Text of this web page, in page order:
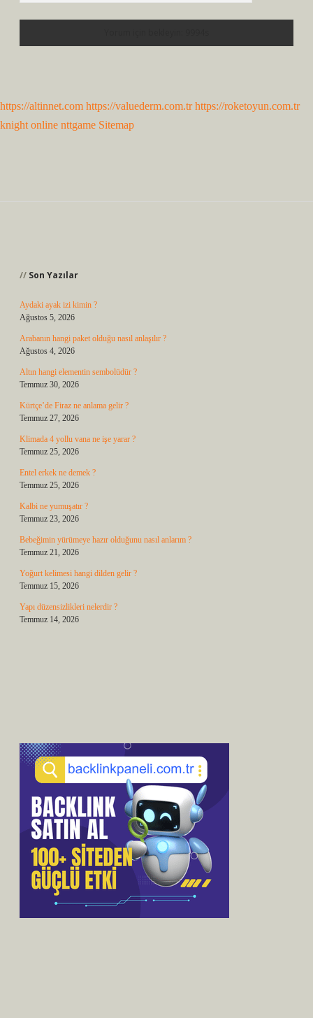
https://altinnet.com https://valuederm.com.tr https://roketoyun.com.tr
knight online nttgame Sitemap
Son Yazılar
Aydaki ayak izi kimin ?
Ağustos 5, 2026
Arabanın hangi paket olduğu nasıl anlaşılır ?
Ağustos 4, 2026
Altın hangi elementin sembolüdür ?
Temmuz 30, 2026
Kürtçe’de Firaz ne anlama gelir ?
Temmuz 27, 2026
Klimada 4 yollu vana ne işe yarar ?
Temmuz 25, 2026
Entel erkek ne demek ?
Temmuz 25, 2026
Kalbi ne yumuşatır ?
Temmuz 23, 2026
Bebeğimin yürümeye hazır olduğunu nasıl anlarım ?
Temmuz 21, 2026
Yoğurt kelimesi hangi dilden gelir ?
Temmuz 15, 2026
Yapı düzensizlikleri nelerdir ?
Temmuz 14, 2026